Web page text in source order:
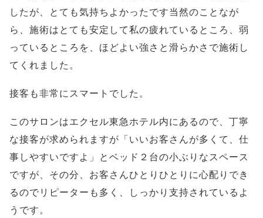
したが、とても気持ちよかったです当然のことなが
ら、施術はとても安定して私の疲れているところ、弱
っているところを、ほどよい強さと滑らかさで施術し
てくれました。
接客も非常にスマートでした。
このサロンはエクセル東急ホテル内にあるので、丁寧
な接客が求められますが「いいお客さんが多くて、仕
事しやすいですよ」とベッド２台の小ぶりなスペース
ですが、その分、お客さんひとりひとりに心配りでき
るのでリピーターも多く、しっかり支持されているよ
うです。